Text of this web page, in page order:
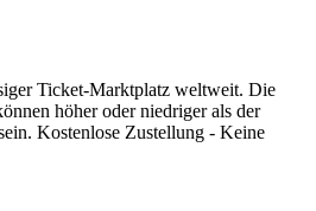
Ticket-Marktplatz weltweit. Die
höher oder niedriger als der
Kostenlose Zustellung - Keine